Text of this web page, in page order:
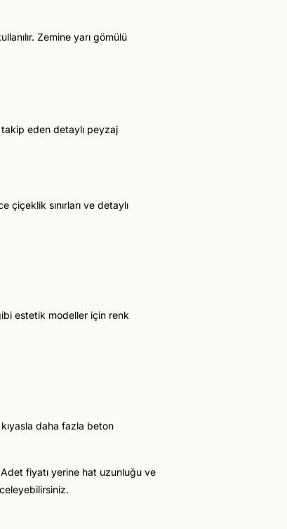
Zemine yarı gömülü
takip eden detaylı peyzaj
sınırları ve detaylı
estetik modeller için renk
daha fazla beton
fiyatı yerine hat uzunluğu ve